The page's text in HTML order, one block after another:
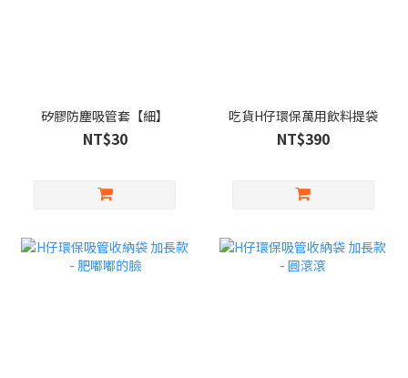
矽膠防塵吸管套【細】
NT$30
吃貨H仔環保萬用飲料提袋
NT$390